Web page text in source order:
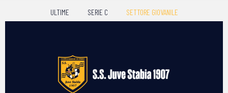
ULTIME SERIE C SETTORE GIOVANILE